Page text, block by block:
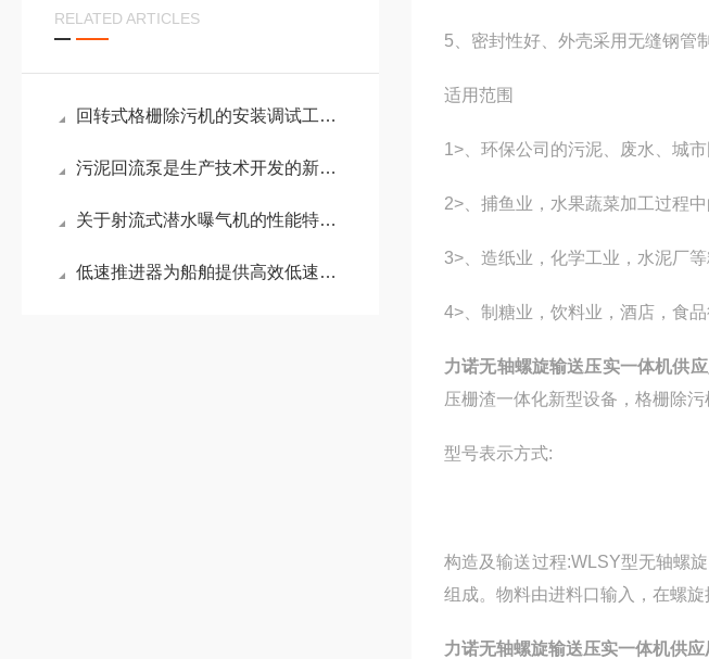
RELATED ARTICLES
回转式格栅除污机的安装调试工作是怎样的？
污泥回流泵是生产技术开发的新型产品
关于射流式潜水曝气机的性能特点及选型与安装
低速推进器为船舶提供高效低速推进的关键技术
5、密封性好、外壳采用无缝钢管
适用范围
1>、环保公司的污泥、废水、城市
2>、捕鱼业，水果蔬菜加工过程中
3>、造纸业，化学工业，水泥厂
4>、制糖业，饮料业，酒店，食品
力诺无轴螺旋输送压实一体机供
压栅渣一体化新型设备，格栅除
型号表示方式:
构造及输送过程:WLSY型无轴螺
组成。物料由进料口输入，在螺
力诺无轴螺旋输送压实一体机供应